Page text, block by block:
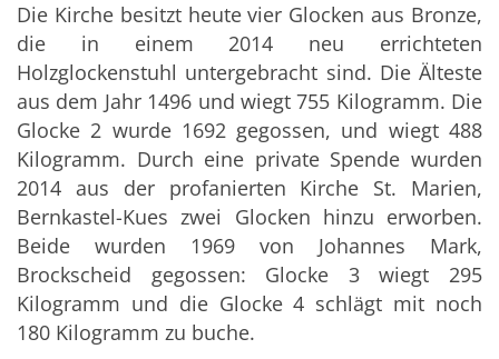
Die Kirche besitzt heute vier Glocken aus Bronze,
die in einem 2014 neu errichteten
Holzglockenstuhl untergebracht sind. Die Älteste
aus dem Jahr 1496 und wiegt 755 Kilogramm. Die
Glocke 2 wurde 1692 gegossen, und wiegt 488
Kilogramm. Durch eine private Spende wurden
2014 aus der profanierten Kirche St. Marien,
Bernkastel-Kues zwei Glocken hinzu erworben.
Beide wurden 1969 von Johannes Mark,
Brockscheid gegossen: Glocke 3 wiegt 295
Kilogramm und die Glocke 4 schlägt mit noch
180 Kilogramm zu buche.